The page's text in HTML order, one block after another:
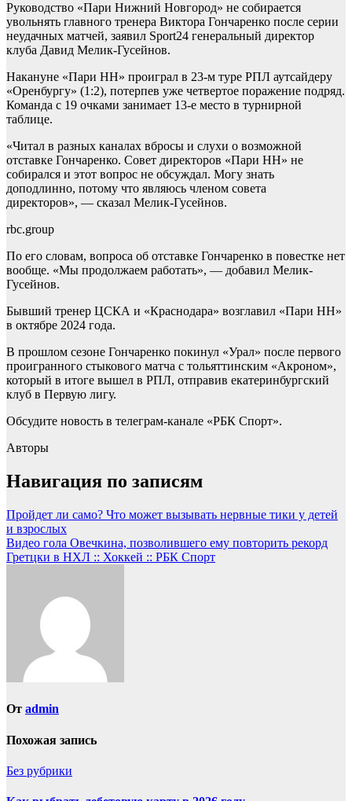
Руководство «Пари Нижний Новгород» не собирается
увольнять главного тренера Виктора Гончаренко после серии
неудачных матчей, заявил Sport24 генеральный директор
клуба Давид Мелик-Гусейнов.
Накануне «Пари НН» проиграл в 23-м туре РПЛ аутсайдеру
«Оренбургу» (1:2), потерпев уже четвертое поражение подряд.
Команда с 19 очками занимает 13-е место в турнирной
таблице.
«Читал в разных каналах вбросы и слухи о возможной
отставке Гончаренко. Совет директоров «Пари НН» не
собирался и этот вопрос не обсуждал. Могу знать
доподлинно, потому что являюсь членом совета
директоров», — сказал Мелик-Гусейнов.
rbc.group
По его словам, вопроса об отставке Гончаренко в повестке нет
вообще. «Мы продолжаем работать», — добавил Мелик-
Гусейнов.
Бывший тренер ЦСКА и «Краснодара» возглавил «Пари НН»
в октябре 2024 года.
В прошлом сезоне Гончаренко покинул «Урал» после первого
проигранного стыкового матча с тольяттинским «Акроном»,
который в итоге вышел в РПЛ, отправив екатеринбургский
клуб в Первую лигу.
Обсудите новость в телеграм-канале «РБК Спорт».
Авторы
Навигация по записям
Пройдет ли само? Что может вызывать нервные тики у детей
и взрослых
Видео гола Овечкина, позволившего ему повторить рекорд
Гретцки в НХЛ :: Хоккей :: РБК Спорт
От admin
Похожая запись
Без рубрики